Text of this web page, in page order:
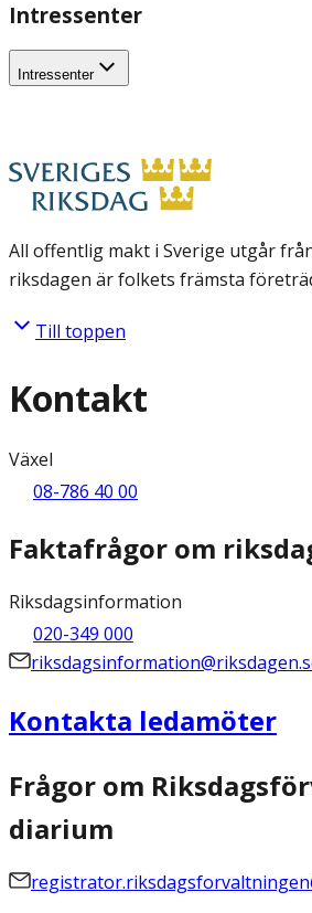
Intressenter
Intressenter
All offentlig makt i Sverige utgår
riksdagen är folkets främsta
Till toppen
Kontakt
Växel
08-786 40 00
Faktafrågor om
Riksdagsinformation
020-349 000
Kontakta ledamöter
Frågor om
diarium